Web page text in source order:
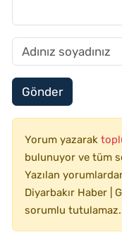
Gönder
Yorum yazarak
bulunuyor ve tüm
Yazılan
Diyarbakır Haber |
sorumlu tutulamaz.